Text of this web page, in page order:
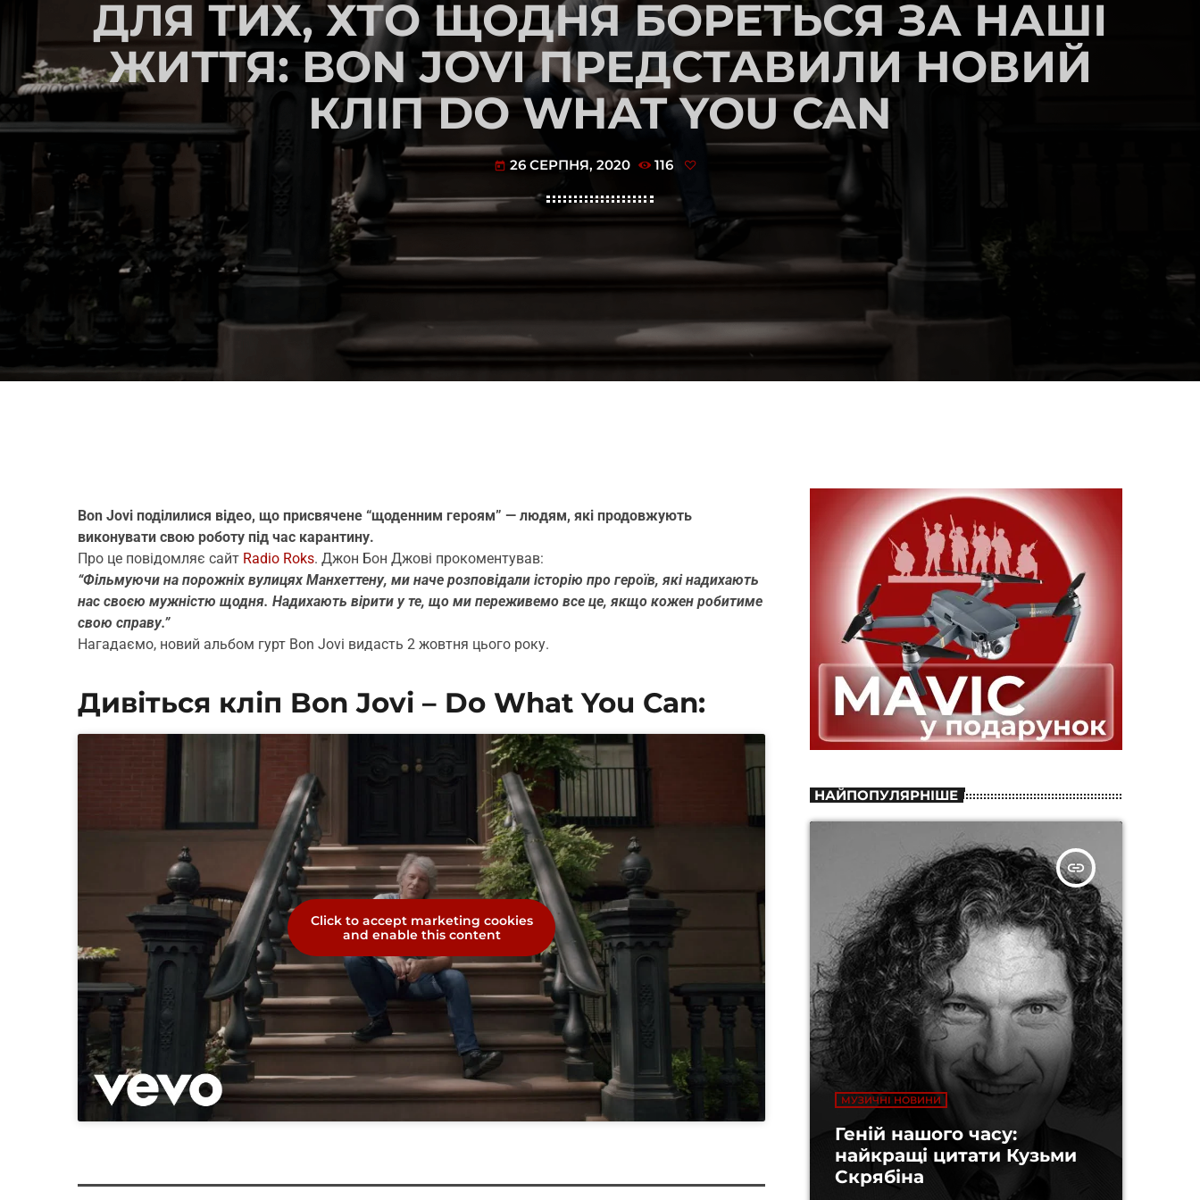
ДЛЯ ТИХ, ХТО ЩОДНЯ БОРЕТЬСЯ ЗА НАШІ
ЖИТТЯ: BON JOVI ПРЕДСТАВИЛИ НОВИЙ
КЛІП DO WHAT YOU CAN
today 26 СЕРПНЯ, 2020 116
Bon Jovi поділилися відео, що присвячене “щоденним героям” — людям, які продовжують
виконувати свою роботу під час карантину.
Про це повідомляє сайт Radio Roks. Джон Бон Джові прокоментував:
“Фільмуючи на порожніх вулицях Манхеттену, ми наче розповідали історію про героїв, які надихають
нас своєю мужністю щодня. Надихають вірити у те, що ми переживемо все це, якщо кожен робитиме
свою справу.”
Нагадаємо, новий альбом гурт Bon Jovi видасть 2 жовтня цього року.
Дивіться кліп Bon Jovi – Do What You Can:
Click to accept marketing cookies
and enable this content
НАЙПОПУЛЯРНІШЕ
insert_link
МУЗИЧНІ НОВИНИ
Геній нашого часу:
найкращі цитати Кузьми
Скрябіна